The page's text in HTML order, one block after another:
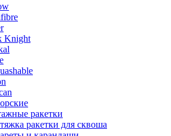
Knight
ракетки
ракетки для сквоша